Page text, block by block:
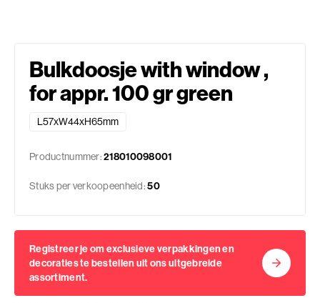
Bulkdoosje with window ,
for appr. 100 gr green
L57xW44xH65mm
Productnummer:218010098001
Stuks per verkoopeenheid:50
Registreer je om exclusieve verpakkingen en
decoraties te bestellen uit ons uitgebreide
assortiment.